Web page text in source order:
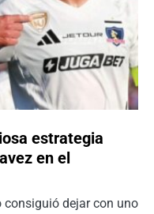
estrategia
en el
consiguió dejar con uno